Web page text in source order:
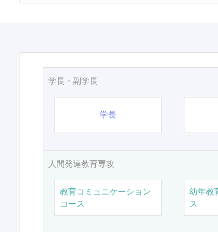
学長・副学長
学長
人間発達教育専攻
教育コミュニケーション
コース
幼年教
ス